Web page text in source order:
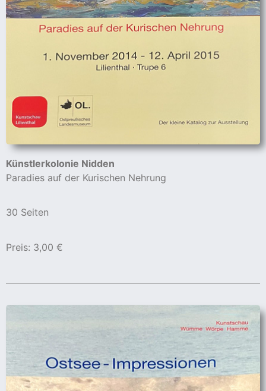
Künstlerkolonie Nidden
Paradies auf der Kurischen Nehrung
30 Seiten
Preis: 3,00 €